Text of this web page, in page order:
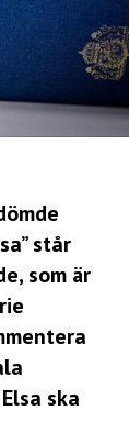
står
som är
ska